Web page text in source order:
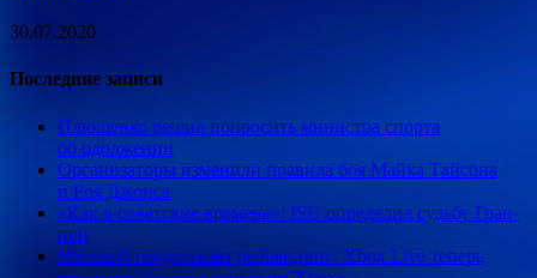
30.07.2020
Последние записи
Плющенко решил попросить министра спорта
об одолжении
Организаторы изменили правила боя Майка Тайсона
и Роя Джонса
«Как в советские времена»: ISU определил судьбу Гран-
при
Microsoft продолжает ребрендинг: Xbox Live теперь